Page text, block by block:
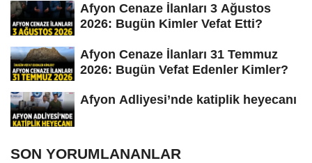
Afyon Cenaze İlanları 3 Ağustos
2026: Bugün Kimler Vefat Etti?
Afyon Cenaze İlanları 31 Temmuz
2026: Bugün Vefat Edenler Kimler?
Afyon Adliyesi’nde katiplik heyecanı
SON YORUMLANANLAR